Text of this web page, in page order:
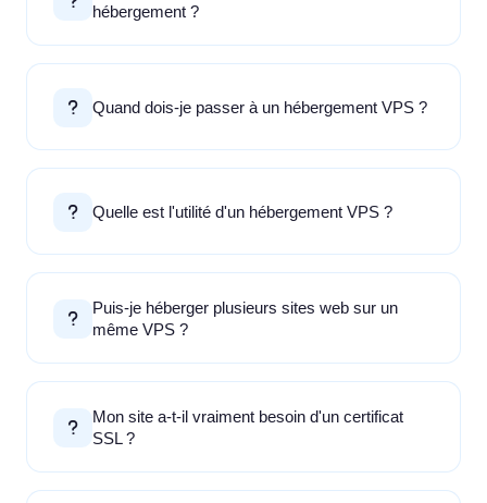
hébergement ?
Quand dois-je passer à un hébergement VPS ?
Quelle est l'utilité d'un hébergement VPS ?
Puis-je héberger plusieurs sites web sur un
même VPS ?
Mon site a-t-il vraiment besoin d'un certificat
SSL ?